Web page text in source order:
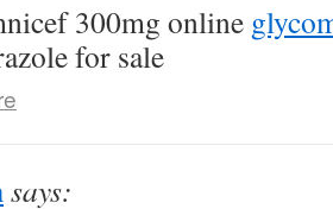
300mg online
for sale
says: